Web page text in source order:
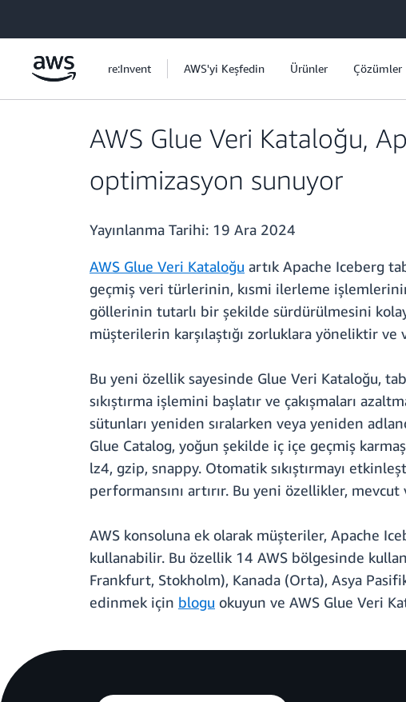
re:Invent AWS'yi Keşfedin Ürünler Çözümler
AWS Glue Veri Kataloğu,
optimizasyon sunuyor
Yayınlanma Tarihi: 19 Ara 2024
AWS Glue Veri Kataloğu artık Apache Iceberg
geçmiş veri türlerinin, kısmi ilerleme
göllerinin tutarlı bir şekilde sürdürülmesini
müşterilerin karşılaştığı zorluklara yöneliktir
Bu yeni özellik sayesinde Glue Veri Kataloğu,
sıkıştırma işlemini başlatır ve çakışmaları
sütunları yeniden sıralarken veya yeniden
Glue Catalog, yoğun şekilde iç içe geçmiş
lz4, gzip, snappy. Otomatik sıkıştırmayı
performansını artırır. Bu yeni özellikler,
AWS konsoluna ek olarak müşteriler, Apache
kullanabilir. Bu özellik 14 AWS bölgesinde
Frankfurt, Stokholm), Kanada (Orta), Asya
edinmek için blogu okuyun ve AWS Glue Veri